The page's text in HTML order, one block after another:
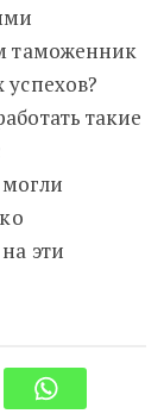
таможенник
такие
эти